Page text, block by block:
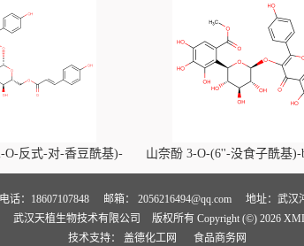
O-反式-对-香豆酰基)-
格, Kaempferol-3-O-
coumaroyl)-beta-D-
, CAS号:121651-61-4
山奈酚 3-O-(6''-没食子酰基)-
萄糖苷价格, Kaempferol 3-
beta-D-glucopyranoside
号:56317-05-6
电话：18607107848 邮箱： 2056216494@qq.com
地址：武汉
武汉天植生物技术有限公司
版权所有 Copyright (©) 2026
技术支持： 盖德化工网 食品商务网